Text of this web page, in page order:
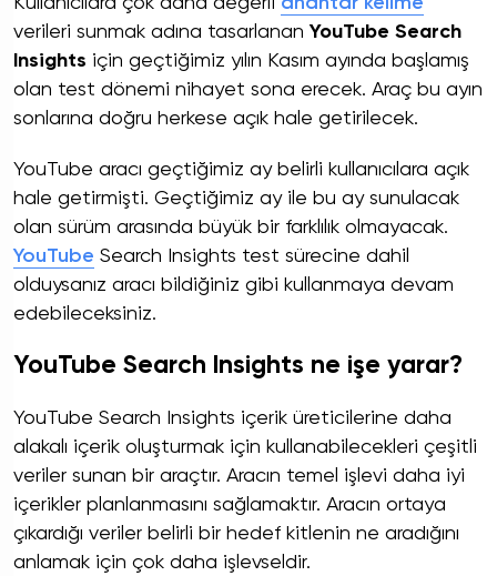
verileri sunmak adına tasarlanan YouTube Search
Insights için geçtiğimiz yılın Kasım ayında başlamış
olan test dönemi nihayet sona erecek. Araç bu ayın
sonlarına doğru herkese açık hale getirilecek.
YouTube aracı geçtiğimiz ay belirli kullanıcılara açık
hale getirmişti. Geçtiğimiz ay ile bu ay sunulacak
olan sürüm arasında büyük bir farklılık olmayacak.
YouTube Search Insights test sürecine dahil
olduysanız aracı bildiğiniz gibi kullanmaya devam
edebileceksiniz.
YouTube Search Insights ne işe yarar?
YouTube Search Insights içerik üreticilerine daha
alakalı içerik oluşturmak için kullanabilecekleri çeşitli
veriler sunan bir araçtır. Aracın temel işlevi daha iyi
içerikler planlanmasını sağlamaktır. Aracın ortaya
çıkardığı veriler belirli bir hedef kitlenin ne aradığını
anlamak için çok daha işlevseldir.